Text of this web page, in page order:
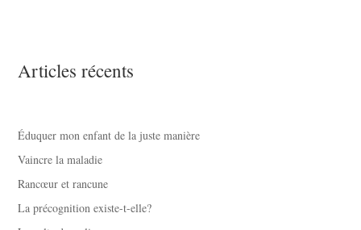
Articles récents
Éduquer mon enfant de la juste manière
Vaincre la maladie
Rancœur et rancune
La précognition existe-t-elle?